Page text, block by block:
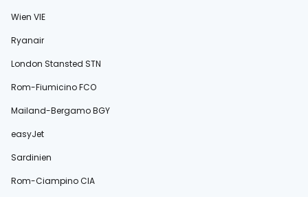
Wien VIE
Ryanair
London Stansted STN
Rom-Fiumicino FCO
Mailand-Bergamo BGY
easyJet
Sardinien
Rom-Ciampino CIA